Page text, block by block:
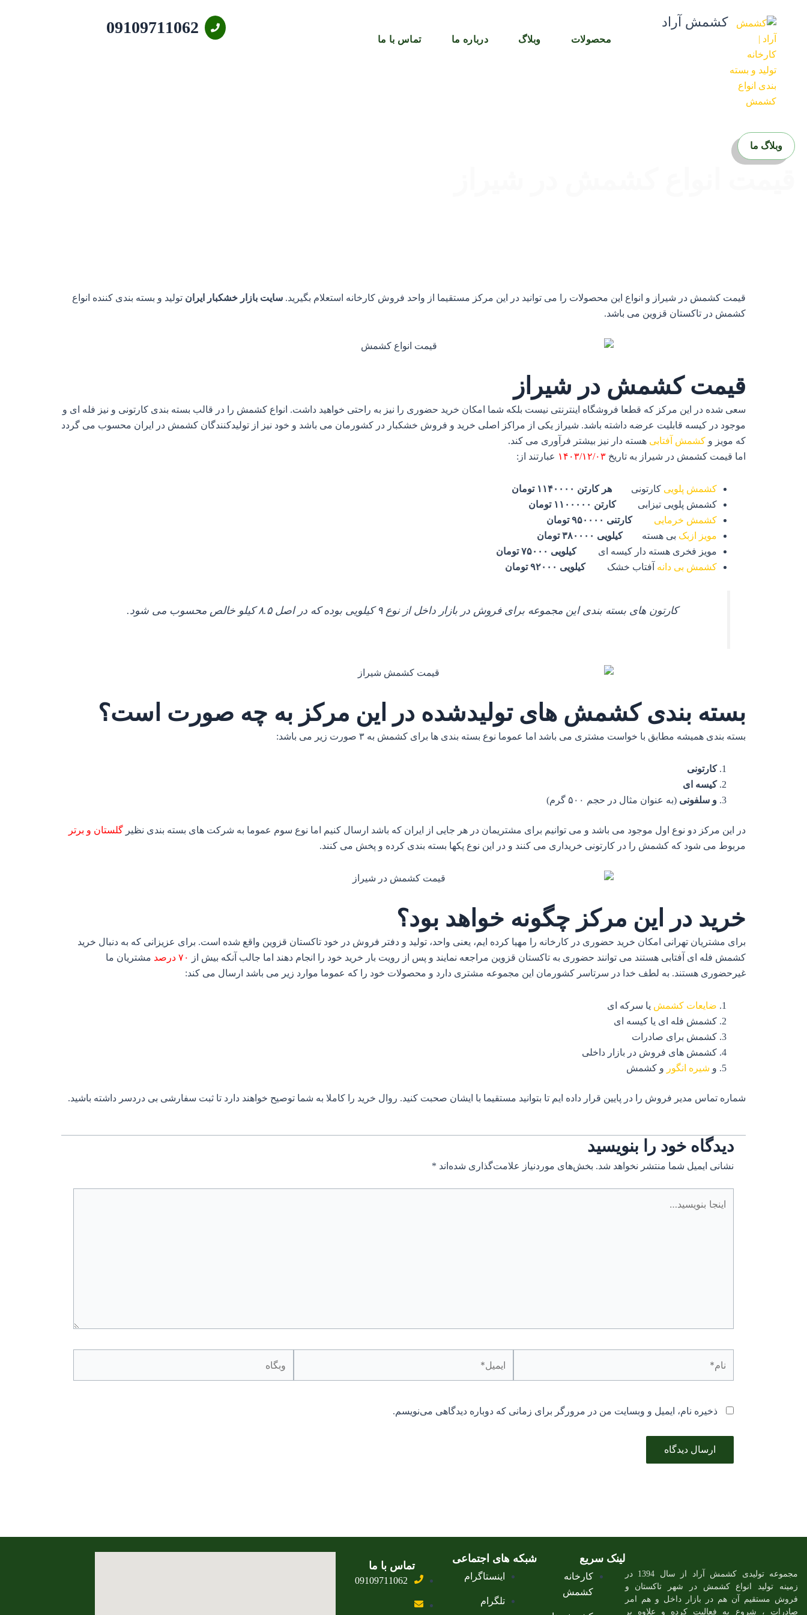
کشمش آراد
محصولات وبلاگ درباره ما تماس با ما
09109711062
وبلاگ ما
قیمت کشمش در شیراز و انواع این محصولات را می توانید در این مرکز مستقیما از واحد فروش کارخانه استعلام بگیرید. سایت بازار خشکبار ایران تولید و بسته بندی کننده انواع
کشمش در تاکستان قزوین می باشد.
قیمت کشمش در شیراز
سعی شده در این مرکز که قطعا فروشگاه اینترنتی نیست بلکه شما امکان خرید حضوری را نیز به راحتی خواهید داشت. انواع کشمش را در قالب بسته بندی کارتونی و نیز فله ای و
موجود در کیسه قابلیت عرضه داشته باشد. شیراز یکی از مراکز اصلی خرید و فروش خشکبار در کشورمان می باشد و خود نیز از تولیدکنندگان کشمش در ایران محسوب می گردد
که مویز و کشمش آفتابی هسته دار نیز بیشتر فرآوری می کند.
اما قیمت کشمش در شیراز به تاریخ ۱۴۰۳/۱۲/۰۳ عبارتند از:
کشمش پلویی کارتونی هر کارتن ۱۱۴۰۰۰۰ تومان
کشمش پلویی تیزابیکارتن ۱۱۰۰۰۰۰ تومان
کشمش خرمایی
کارتنی ۹۵۰۰۰۰ تومان
مویز ازبک بی هستهکیلویی ۳۸۰۰۰۰ تومان
مویز فخری هسته دار کیسه ایکیلویی ۷۵۰۰۰ تومان
کشمش بی دانه آفتاب خشککیلویی ۹۲۰۰۰ تومان
کارتون های بسته بندی این مجموعه برای فروش در بازار داخل از نوع ۹ کیلویی بوده که در اصل ۸.۵ کیلو خالص محسوب می شود.
بسته بندی کشمش های تولیدشده در این مرکز به چه صورت است؟
بسته بندی همیشه مطابق با خواست مشتری می باشد اما عموما نوع بسته بندی ها برای کشمش به ۳ صورت زیر می باشد:
کارتونی
کیسه ای
و سلفونی (به عنوان مثال در حجم ۵۰۰ گرم)
در این مرکز دو نوع اول موجود می باشد و می توانیم برای مشتریمان در هر جایی از ایران که باشد ارسال کنیم اما نوع سوم عموما به شرکت های بسته بندی نظیر گلستان و برتر
مربوط می شود که کشمش را در کارتونی خریداری می کنند و در این نوع پکها بسته بندی کرده و پخش می کنند.
خرید در این مرکز چگونه خواهد بود؟
برای مشتریان تهرانی امکان خرید حضوری در کارخانه را مهیا کرده ایم، یعنی واحد، تولید و دفتر فروش در خود تاکستان قزوین واقع شده است. برای عزیزانی که به دنبال خرید
کشمش فله ای آفتابی هستند می توانند حضوری به تاکستان قزوین مراجعه نمایند و پس از رویت بار خرید خود را انجام دهند اما جالب آنکه بیش از
۷۰ درصد
مشتریان ما
غیرحضوری هستند. به لطف خدا در سرتاسر کشورمان این مجموعه مشتری دارد و محصولات خود را که عموما موارد زیر می باشد ارسال می کند:
ضایعات کشمش یا سرکه ای
کشمش فله ای یا کیسه ای
کشمش برای صادرات
کشمش های فروش در بازار داخلی
و شیره انگور و کشمش
شماره تماس مدیر فروش را در پایین قرار داده ایم تا بتوانید مستقیما با ایشان صحبت کنید. روال خرید را کاملا به شما توصیح خواهند دارد تا ثبت سفارشی بی دردسر داشته باشید.
دیدگاه‌ خود را بنویسید
نشانی ایمیل شما منتشر نخواهد شد. بخش‌های موردنیاز علامت‌گذاری شده‌اند *
بنویسید…
ذخیره نام، ایمیل و وبسایت من در مرورگر برای زمانی که دوباره دیدگاهی می‌نویسم.
مجموعه تولیدی کشمش آراد از سال 1394 در
زمینه تولید انواع کشمش در شهر تاکستان و
فروش مستقیم آن هم در بازار داخل و هم امر
صادرات ، شروع به فعالیت کرده و علاوه بر
لینک سریع
کارخانه
کشمش
شبکه های اجتماعی
اینستاگرام
تلگرام
تماس با ما
09109711062